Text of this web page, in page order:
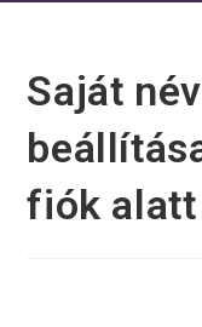
Saját
fiók alatt